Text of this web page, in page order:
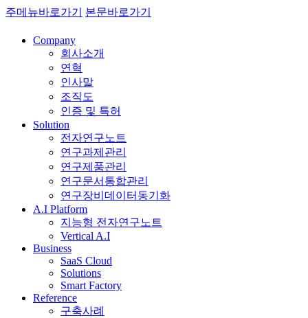
주메뉴바로가기 본문바로가기
Company
회사소개
연혁
인사말
조직도
인증 및 특허
Solution
전자연구노트
연구과제관리
연구제품관리
연구문서통합관리
연구장비데이터동기화
A.I Platform
지능형 전자연구노트
Vertical A.I
Business
SaaS Cloud
Solutions
Smart Factory
Reference
구축사례